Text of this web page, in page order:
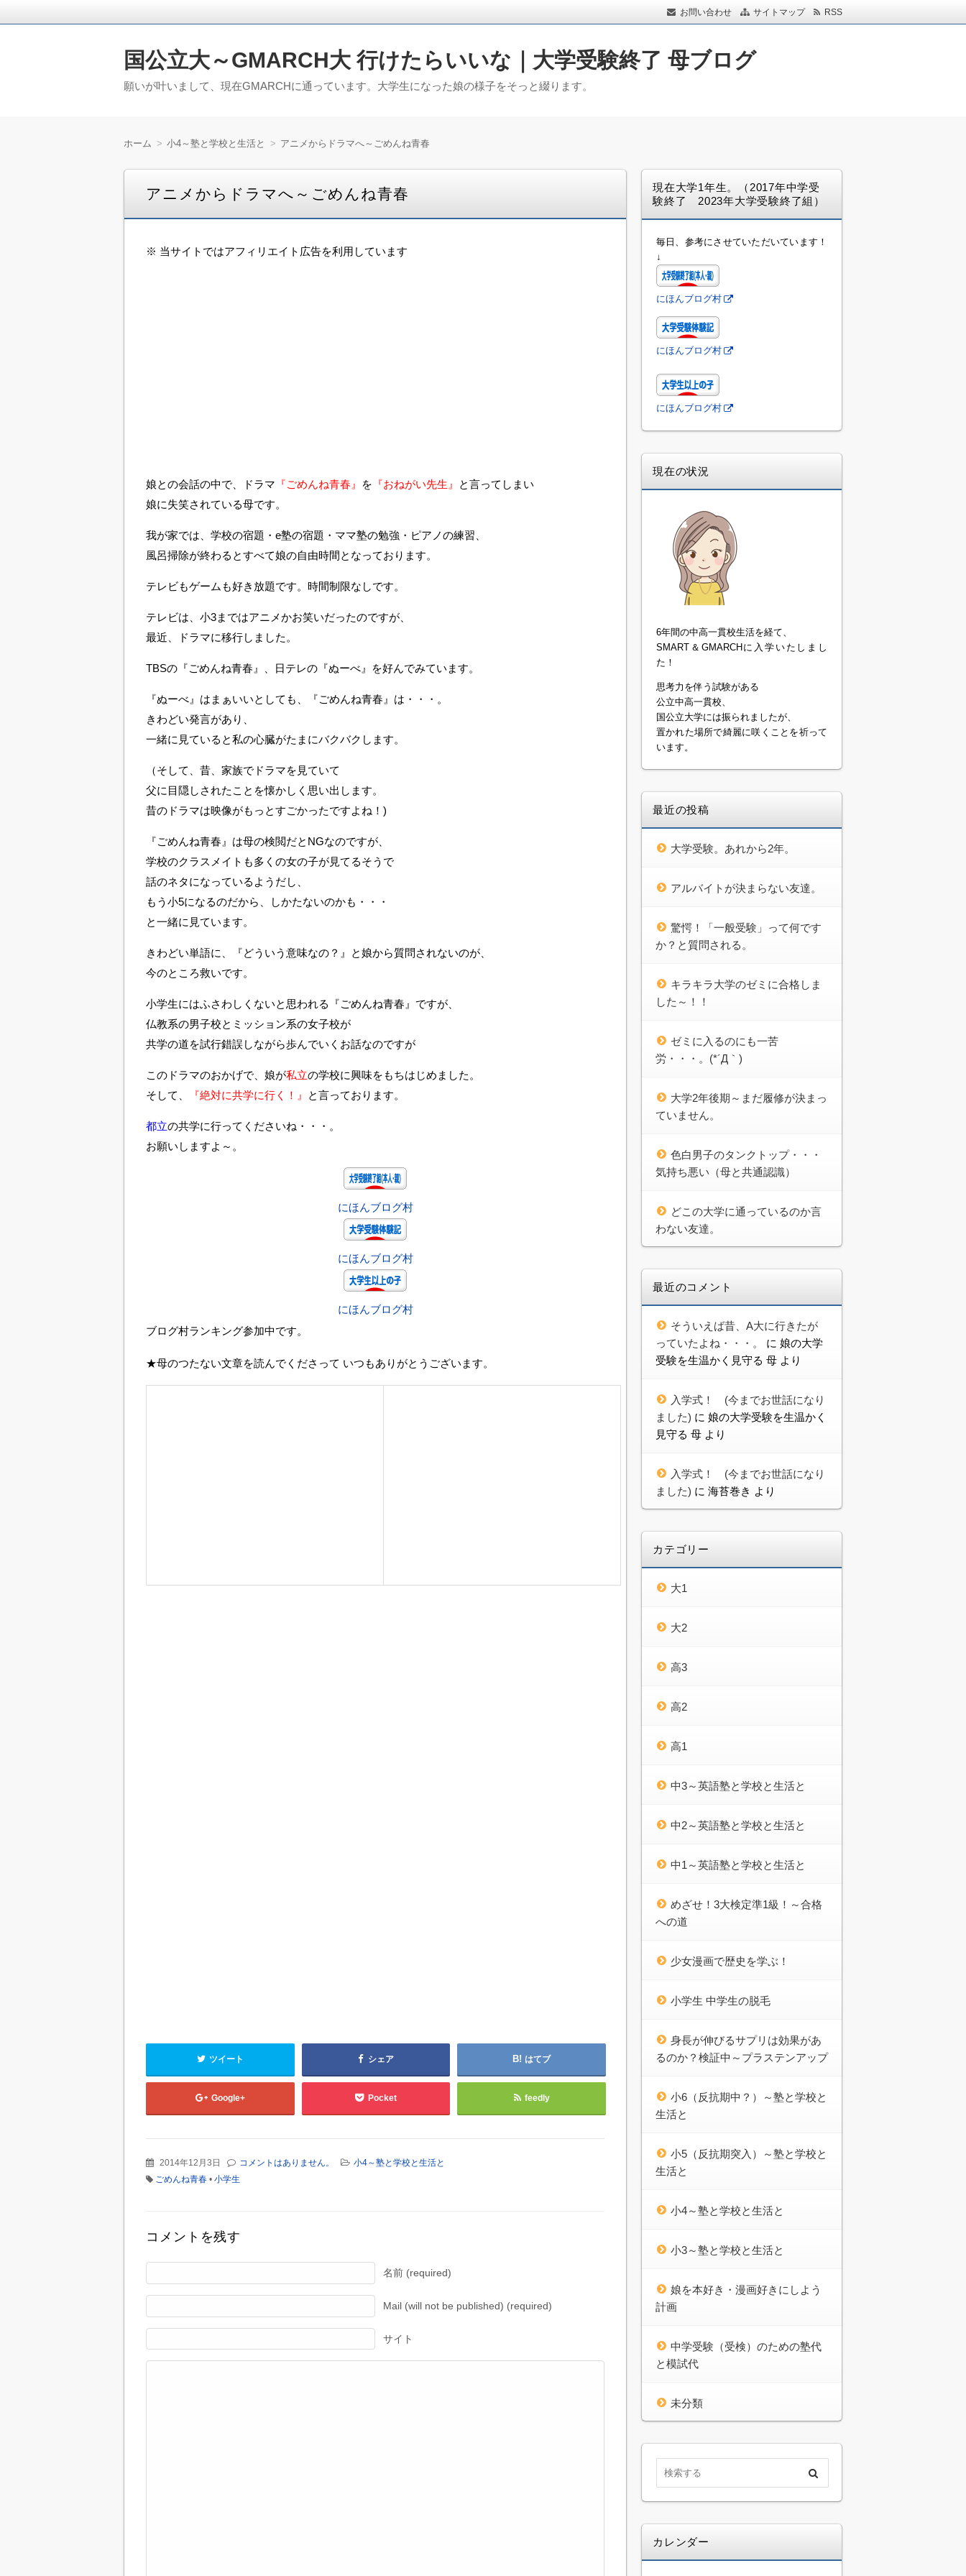
お問い合わせ サイトマップ RSS
国公立大～GMARCH大 行けたらいいな｜大学受験終了 母ブログ
願いが叶いまして、現在GMARCHに通っています。大学生になった娘の様子をそっと綴ります。
ホーム 小4～塾と学校と生活と アニメからドラマへ～ごめんね青春
アニメからドラマへ～ごめんね青春
※ 当サイトではアフィリエイト広告を利用しています
娘との会話の中で、ドラマ 『ごめんね青春』 を 『おねがい先生』
と言ってしまい
娘に失笑されている母です。
我が家では、学校の宿題・e塾の宿題・ママ塾の勉強・ピアノの練習、
風呂掃除が終わるとすべて娘の自由時間となっております。
テレビもゲームも好き放題です。時間制限なしです。
テレビは、小3まではアニメかお笑いだったのですが、
最近、ドラマに移行しました。
TBSの『ごめんね青春』、日テレの『ぬーべ』を好んでみています。
『ぬーべ』はまぁいいとしても、『ごめんね青春』は・・・。
きわどい発言があり、
一緒に見ていると私の心臓がたまにバクバクします。
（そして、昔、家族でドラマを見ていて
父に目隠しされたことを懐かしく思い出します。
昔のドラマは映像がもっとすごかったですよね！)
『ごめんね青春』は母の検閲だとNGなのですが、
学校のクラスメイトも多くの女の子が見てるそうで
話のネタになっているようだし、
もう小5になるのだから、しかたないのかも・・・
と一緒に見ています。
きわどい単語に、『どういう意味なの？』と娘から質問されないのが、
今のところ救いです。
小学生にはふさわしくないと思われる『ごめんね青春』ですが、
仏教系の男子校とミッション系の女子校が
共学の道を試行錯誤しながら歩んでいくお話なのですが
このドラマのおかげで、娘が私立の学校に興味をもちはじめました。
そして、
『絶対に共学に行く！』 と言っております。
都立の共学に行ってくださいね・・・。
お願いしますよ～。
にほんブログ村
にほんブログ村
にほんブログ村
ブログ村ランキング参加中です。
★母のつたない文章を読んでくださって いつもありがとうございます。
ツイート シェア はてブ
Google+ Pocket feedly
2014年12月3日 コメントはありません。
小4～塾と学校と生活と
ごめんね青春 • 小学生
コメントを残す
名前 (required)
Mail (will not be published) (required)
サイト
現在大学1年生。（2017年中学受
験終了 2023年大学受験終了組）
毎日、参考にさせていただいています！
↓
にほんブログ村
にほんブログ村
にほんブログ村
現在の状況
6年間の中高一貫校生活を経て、
SMART＆GMARCHに入学いたしまし
た！
思考力を伴う試験がある
公立中高一貫校、
国公立大学には振られましたが、
置かれた場所で綺麗に咲くことを祈って
います。
最近の投稿
大学受験。あれから2年。
アルバイトが決まらない友達。
驚愕！「一般受験」って何です
か？と質問される。
キラキラ大学のゼミに合格しま
した～！！
ゼミに入るのにも一苦
労・・・。(*´Д｀)
大学2年後期～まだ履修が決まっ
ていません。
色白男子のタンクトップ・・・
気持ち悪い（母と共通認識）
どこの大学に通っているのか言
わない友達。
最近のコメント
そういえば昔、A大に行きたが
っていたよね・・・。
に 娘の大学
受験を生温かく見守る 母 より
入学式！ (今までお世話になり
ました) に 娘の大学受験を生温かく
見守る 母 より
入学式！ (今までお世話になり
ました) に 海苔巻き より
カテゴリー
大1
大2
高3
高2
高1
中3～英語塾と学校と生活と
中2～英語塾と学校と生活と
中1～英語塾と学校と生活と
めざせ！3大検定準1級！～合格
への道
少女漫画で歴史を学ぶ！
小学生 中学生の脱毛
身長が伸びるサプリは効果があ
るのか？検証中～プラステンアップ
小6（反抗期中？）～塾と学校と
生活と
小5（反抗期突入）～塾と学校と
生活と
小4～塾と学校と生活と
小3～塾と学校と生活と
娘を本好き・漫画好きにしよう
計画
中学受験（受検）のための塾代
と模試代
未分類
カレンダー